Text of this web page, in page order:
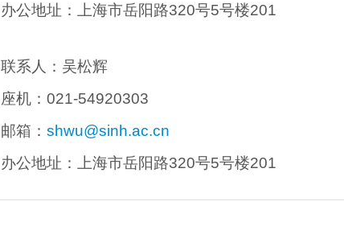
办公地址：上海市岳阳路320号5号楼201
联系人： 吴松辉
座机：021-54920303
邮箱：shwu@sinh.ac.cn
办公地址：上海市岳阳路320号5号楼201